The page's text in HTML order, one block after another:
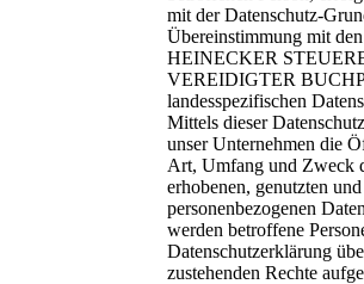
mit der Datenschutz-
Übereinstimmung mit
HEINECKER
VEREIDIGTER
landesspezifischen
Mittels dieser
unser Unternehmen die
Art, Umfang und Zweck
erhobenen, genutzten
personenbezogenen
werden betroffene
Datenschutzerklärung
zustehenden Rechte